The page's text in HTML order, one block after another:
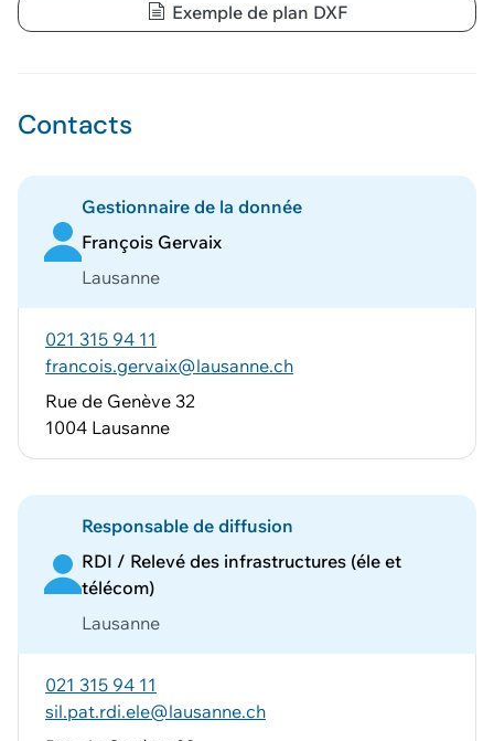
Exemple de plan DXF
Contacts
Gestionnaire de la donnée
François Gervaix
Lausanne
021 315 94 11
francois.gervaix@lausanne.ch
Rue de Genève 32
1004 Lausanne
Responsable de diffusion
RDI / Relevé des infrastructures (éle et
télécom)
Lausanne
021 315 94 11
sil.pat.rdi.ele@lausanne.ch